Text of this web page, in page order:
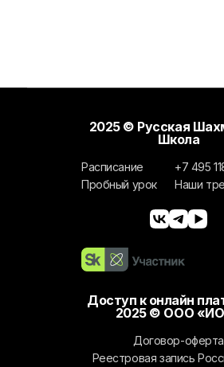
2025 © Русская
Школа
+7 495
Наши
Расписание
Пробный урок
Доступ к онлайн
2025 © ООО
Договор-оферта
Реестровая запись